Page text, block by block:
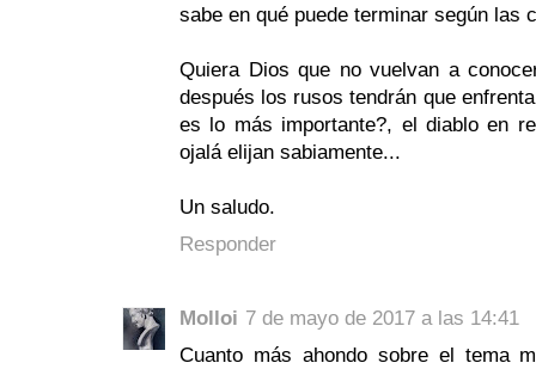
sabe en qué puede terminar según las
Quiera Dios que no vuelvan a
después los rusos tendrán que
es lo más importante?, el diablo en
ojalá elijan sabiamente...
Un saludo.
Responder
Molloi 7 de mayo de 2017 a las 14:41
Cuanto más ahondo sobre el tema